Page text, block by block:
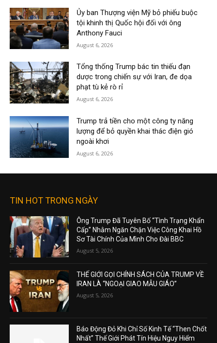
Ủy ban Thượng viện Mỹ bỏ phiếu buộc
tội khinh thị Quốc hội đối với ông
Anthony Fauci
August 6, 2026
Tổng thống Trump bác tin thiếu đạn
dược trong chiến sự với Iran, đe dọa
phạt tù kẻ rò rỉ
August 6, 2026
Trump trả tiền cho một công ty năng
lượng để bỏ quyền khai thác điện gió
ngoài khơi
August 6, 2026
TIN HOT TRONG NGÀY
Ông Trump Đã Tuyên Bố “Tình Trạng Khẩn
Cấp” Nhằm Ngăn Chặn Việc Công Khai Hồ
Sơ Tài Chính Của Mình Cho Đài BBC
August 5, 2026
THẾ GIỚI GỌI CHÍNH SÁCH CỦA TRUMP VỀ
IRAN LÀ “NGOẠI GIAO MẪU GIÁO”
August 5, 2026
Báo Động Đỏ Khi Chỉ Số Kinh Tế “Then Chốt
Nhất” Thế Giới Phát Tín Hiệu Nguy Hiểm